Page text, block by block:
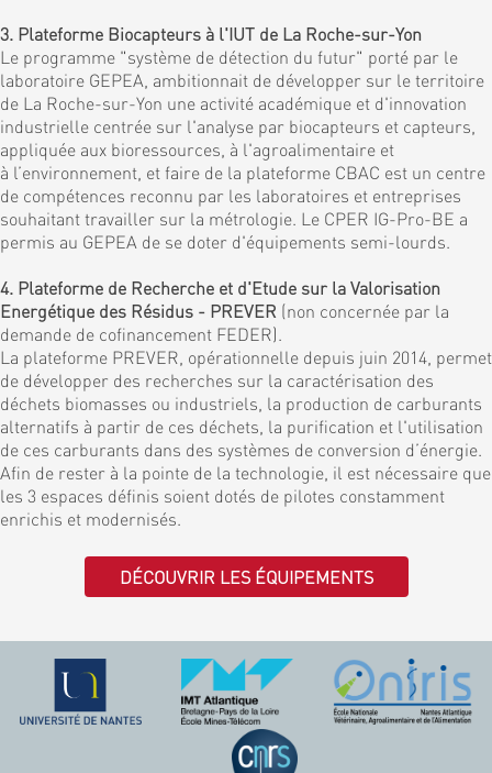
3. Plateforme Biocapteurs à l'IUT de La Roche-sur-Yon
Le programme "système de détection du futur" porté par le
laboratoire GEPEA, ambitionnait de développer sur le territoire
de La Roche-sur-Yon une activité académique et d'innovation
industrielle centrée sur l'analyse par biocapteurs et capteurs,
appliquée aux bioressources, à l'agroalimentaire et
à l’environnement, et faire de la plateforme CBAC est un centre
de compétences reconnu par les laboratoires et entreprises
souhaitant travailler sur la métrologie. Le CPER IG-Pro-BE a
permis au GEPEA de se doter d'équipements semi-lourds.
4. Plateforme de Recherche et d'Etude sur la Valorisation
Energétique des Résidus - PREVER (non concernée par la
demande de cofinancement FEDER).
La plateforme PREVER, opérationnelle depuis juin 2014, permet
de développer des recherches sur la caractérisation des
déchets biomasses ou industriels, la production de carburants
alternatifs à partir de ces déchets, la purification et l'utilisation
de ces carburants dans des systèmes de conversion d’énergie.
Afin de rester à la pointe de la technologie, il est nécessaire que
les 3 espaces définis soient dotés de pilotes constamment
enrichis et modernisés.
DÉCOUVRIR LES ÉQUIPEMENTS